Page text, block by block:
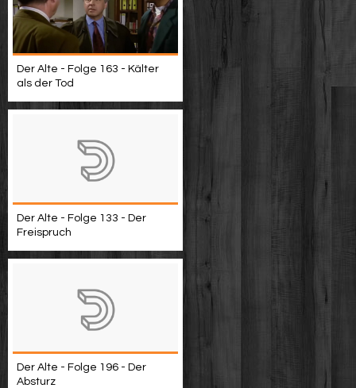
Der Alte - Folge 163 - Kälter
als der Tod
Der Alte - Folge 133 - Der
Freispruch
Der Alte - Folge 196 - Der
Absturz